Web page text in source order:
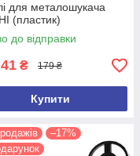
для металошукача
(пластик)
до відправки
₴ 179 ₴
Купити
–17%